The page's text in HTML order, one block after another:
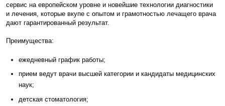
сервис на европейском уровне и новейшие технологии диагностики
и лечения, которые вкупе с опытом и грамотностью лечащего врача
дают гарантированный результат.
Преимущества:
ежедневный график работы;
прием ведут врачи высшей категории и кандидаты медицинских
наук;
детская стоматология;